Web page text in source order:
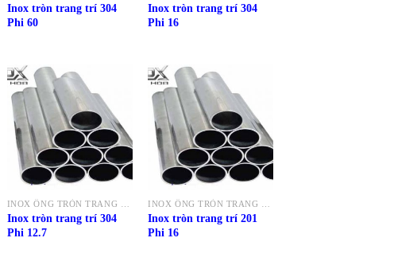
Inox tròn trang trí 304
Phi 60
Inox tròn trang trí 304
Phi 16
Inox tròn trang trí 304
Phi 12.7
Inox tròn trang trí 201
Phi 16